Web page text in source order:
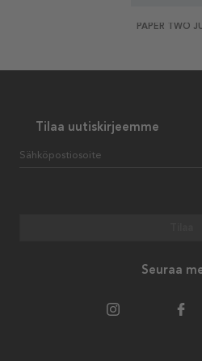
PAPER TWO
Tilaa uutiskirjeemme
Sähköpostiosoite
Seuraa